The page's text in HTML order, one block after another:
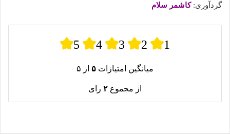
گردآوری:کاشمر سلام
5 4 3 2 1
میانگین امتیازات ۵ از ۵
از مجموع ۲ رای